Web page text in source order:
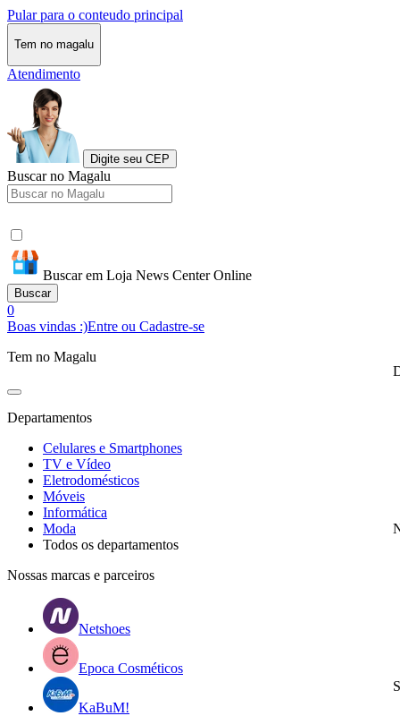
Pular para o conteudo principal
Tem no magalu
Atendimento
Digite seu CEP
Buscar no Magalu
Buscar em Loja News Center Online
Buscar
0
Boas vindas :)Entre ou Cadastre-se
Tem no Magalu
Departamentos
Celulares e Smartphones
TV e Vídeo
Eletrodomésticos
Móveis
Informática
Moda
Todos os departamentos
Nossas marcas e parceiros
Netshoes
Epoca Cosméticos
KaBuM!